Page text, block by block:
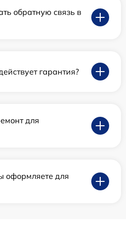
обратную связь в
гарантия?
для
оформляете для